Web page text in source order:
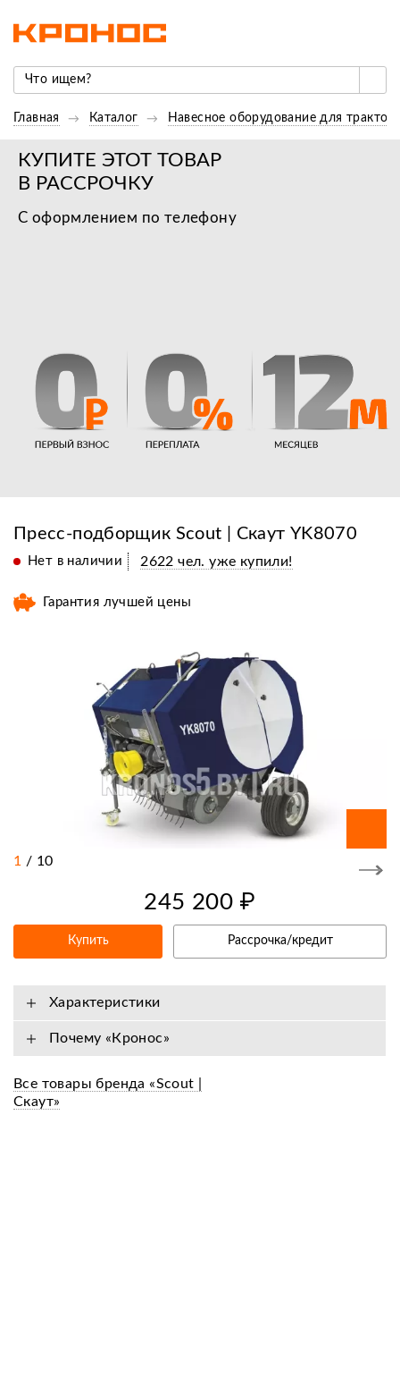
Главная Каталог Навесное оборудование для
КУПИТЕ ЭТОТ ТОВАР
В РАССРОЧКУ
С оформлением по телефону
Пресс-подборщик Scout | Скаут YK8070
Нет в наличии 2622 чел. уже купили!
Гарантия лучшей цены
1 / 10
245 200 ₽
Купить Рассрочка/кредит
Характеристики
Почему «Кронос»
Все товары бренда «Scout |
Скаут»